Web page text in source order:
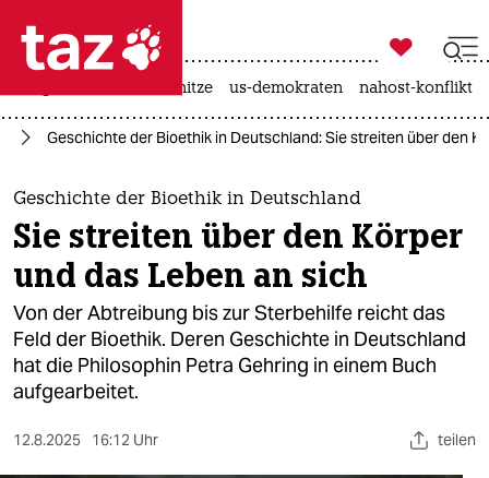
 taz zahl ich
taz zahl ich
themen
politik
öko
gesellschaft
kultur
sport

taz zahl ich
hitze us-demokraten nahost-konflikt
Geschichte der Bioethik in Deutschland: Sie streiten über den
Geschichte der Bioethik in Deutschland
Sie streiten über den Körper
und das Leben an sich
Von der Abtreibung bis zur Sterbehilfe reicht das
Feld der Bioethik. Deren Geschichte in Deutschland
hat die Philosophin Petra Gehring in einem Buch
aufgearbeitet.
12.8.2025 16:12 Uhr teilen